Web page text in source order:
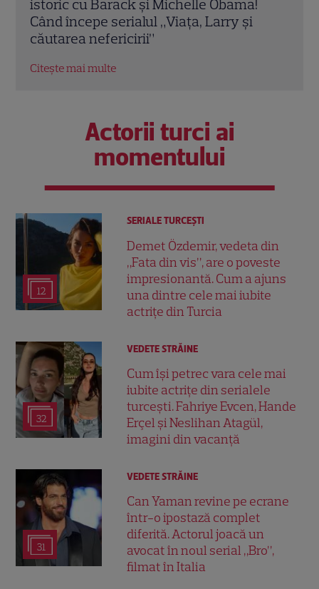
ecrane! Ghidul producțiilor de neratat în
weekend: de la Antena 1 și HBO, până la
postul Acasă
Citește mai multe
Actorii turci ai
momentului
12
SERIALE TURCEŞTI
Demet Özdemir, vedeta din
„Fata din vis”, are o poveste
impresionantă. Cum a ajuns
una dintre cele mai iubite
actrițe din Turcia
32
VEDETE STRĂINE
Cum își petrec vara cele mai
iubite actrițe din serialele
turcești. Fahriye Evcen, Hande
Erçel și Neslihan Atagül,
imagini din vacanță
31
VEDETE STRĂINE
Can Yaman revine pe ecrane
într-o ipostază complet
diferită. Actorul joacă un
avocat în noul serial „Bro”,
filmat în Italia